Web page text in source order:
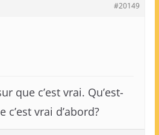
#20149
que c’est vrai. Qu’est-
vrai d’abord?